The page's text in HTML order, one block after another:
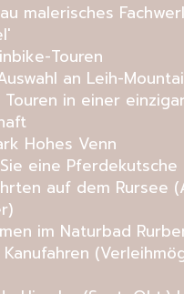
malerisches
Touren
an Leih-
Touren in einer
Hohes Venn
eine Pferdekutsche
auf dem Rursee
im Naturbad
Kanufahren